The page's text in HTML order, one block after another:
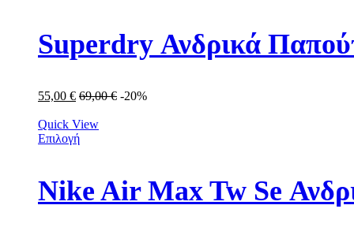
Superdry Ανδρικά
55,00 € 69,00€ -20%
Quick View
Επιλογή
Nike Air Max Tw Se